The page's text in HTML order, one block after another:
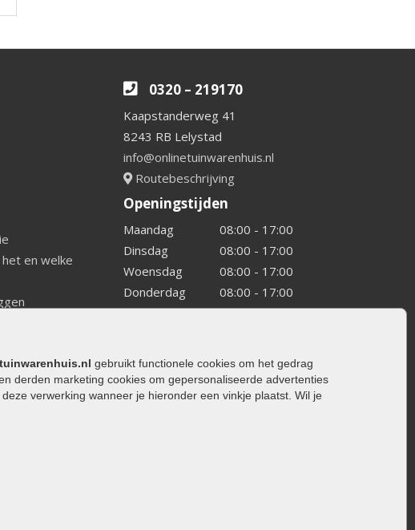
gebruikt functionele cookies om het gedrag
derden marketing cookies om gepersonaliseerde advertenties
verwerking wanneer je hieronder een vinkje plaatst. Wil je
en welke
mij
bestrating
0320 – 219170
Kaapstanderweg 41
8243 RB Lelystad
info@onlinetuinwarenhuis.nl
Routebeschrijving
Openingstijden
Maandag
08:00 - 17:00
Dinsdag
08:00 - 17:00
Woensdag
08:00 - 17:00
Donderdag
08:00 - 17:00
Vrijdag
08:00 - 17:00